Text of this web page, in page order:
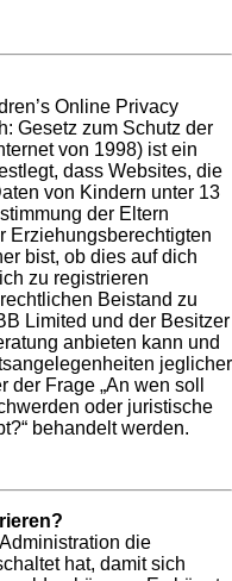
Online Privacy
Gesetz zum Schutz der
von 1998) ist ein
dass Websites, die
von Kindern unter 13
der Eltern
Erziehungsberechtigten
bist, ob dies auf dich
zu registrieren
Beistand zu
Limited und der Besitzer
anbieten kann und
jeglicher
Frage „An wen soll
oder juristische
behandelt werden.
die
hat, damit sich